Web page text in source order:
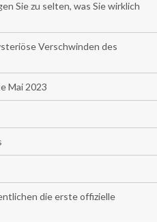
Sie zu selten, was Sie wirklich
Verschwinden des
Mai 2023
die erste offizielle